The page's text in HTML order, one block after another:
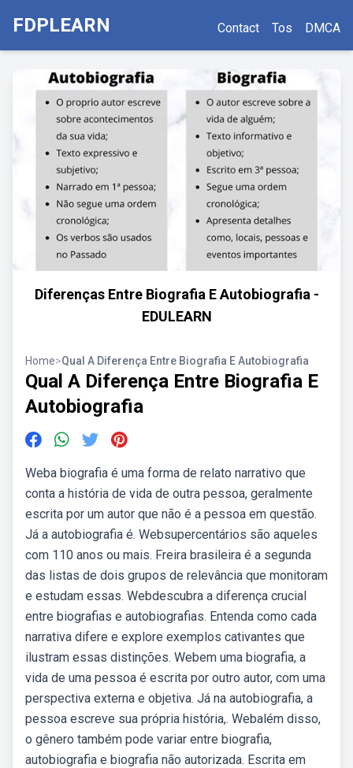
FDPLEARN Contact Tos DMCA
Diferenças Entre Biografia E Autobiografia -
EDULEARN
Home>Qual A Diferença Entre Biografia E Autobiografia
Qual A Diferença Entre Biografia E
Autobiografia
Weba biografia é uma forma de relato narrativo que
conta a história de vida de outra pessoa, geralmente
escrita por um autor que não é a pessoa em questão.
Já a autobiografia é. Websupercentários são aqueles
com 110 anos ou mais. Freira brasileira é a segunda
das listas de dois grupos de relevância que monitoram
e estudam essas. Webdescubra a diferença crucial
entre biografias e autobiografias. Entenda como cada
narrativa difere e explore exemplos cativantes que
ilustram essas distinções. Webem uma biografia, a
vida de uma pessoa é escrita por outro autor, com uma
perspectiva externa e objetiva. Já na autobiografia, a
pessoa escreve sua própria história,. Webalém disso,
o gênero também pode variar entre biografia,
autobiografia e biografia não autorizada. Escrita em